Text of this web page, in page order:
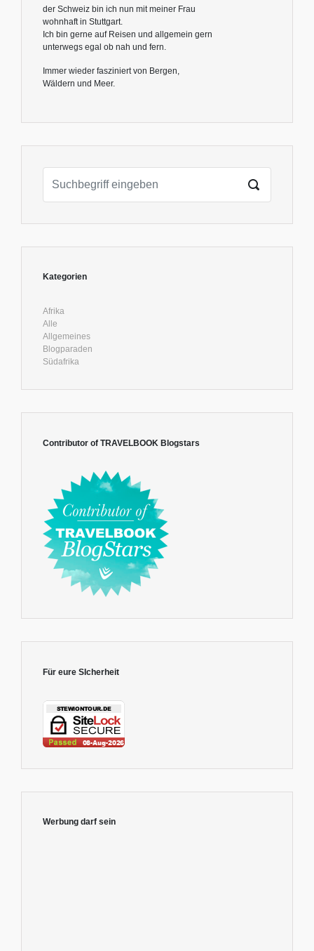
der Schweiz bin ich nun mit meiner Frau
wohnhaft in Stuttgart.
Ich bin gerne auf Reisen und allgemein gern
unterwegs egal ob nah und fern.
Immer wieder fasziniert von Bergen,
Wäldern und Meer.
Kategorien
Afrika
Alle
Allgemeines
Blogparaden
Südafrika
Contributor of TRAVELBOOK Blogstars
Für eure SIcherheit
Werbung darf sein